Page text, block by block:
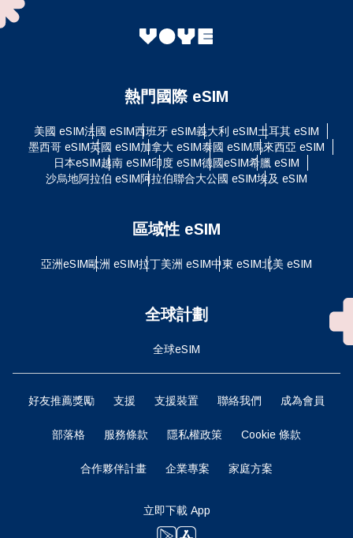
熱門國際 eSIM
美國 eSIM法國 eSIM西班牙 eSIM義大利 eSIM土耳其 eSIM
墨西哥 eSIM英國 eSIM加拿大 eSIM泰國 eSIM馬來西亞 eSIM
日本eSIM越南 eSIM印度 eSIM德國eSIM希臘 eSIM
沙烏地阿拉伯 eSIM阿拉伯聯合大公國 eSIM埃及 eSIM
區域性 eSIM
亞洲eSIM歐洲 eSIM拉丁美洲 eSIM中東 eSIM北美 eSIM
全球計劃
全球eSIM
好友推薦獎勵 支援 支援裝置 聯絡我們 成為會員
部落格 服務條款 隱私權政策 Cookie 條款
合作夥伴計畫 企業專案 家庭方案
立即下載 App